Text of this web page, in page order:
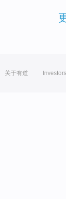
关于有道 Investors